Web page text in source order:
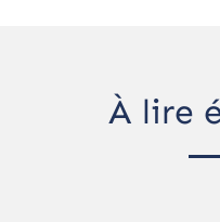
À lire